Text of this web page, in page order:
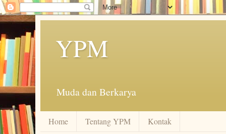
YPM
Muda dan Berkarya
Home Tentang YPM Kontak